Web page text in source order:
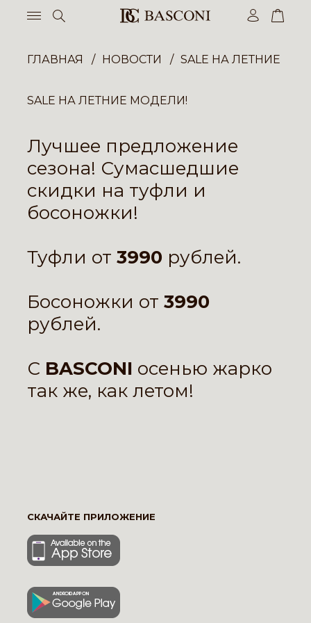
ГЛАВНАЯ НОВОСТИ SALE НА ЛЕТНИЕ
SALE НА ЛЕТНИЕ МОДЕЛИ!
Лучшее предложение
сезона! Сумасшедшие
скидки на туфли и
босоножки!
Туфли от 3990 рублей.
Босоножки от 3990
рублей.
С BASCONI осенью жарко
так же, как летом!
СКАЧАЙТЕ ПРИЛОЖЕНИЕ